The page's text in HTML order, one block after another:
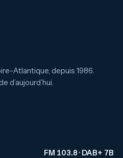
Atlantique, depuis 1986.
d’aujourd’hui.
FM 103.8 · DAB+ 7B